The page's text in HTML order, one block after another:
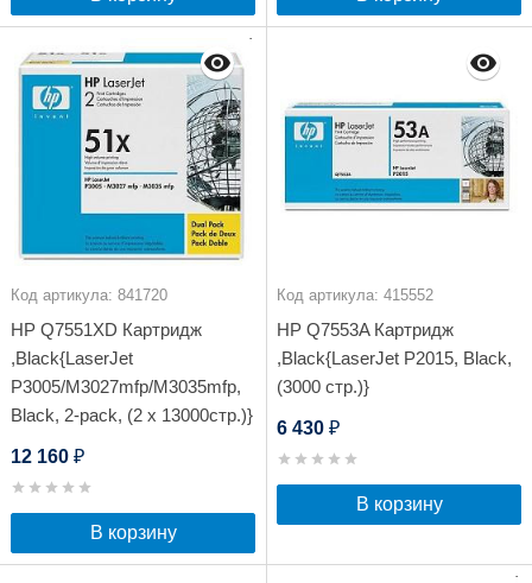
Код артикула: 841720
HP Q7551XD Картридж
,Black{LaserJet
P3005/M3027mfp/M3035mfp,
Black, 2-pack, (2 x 13000стр.)}
12 160 ₽
В корзину
Код артикула: 415552
HP Q7553A Картридж
,Black{LaserJet P2015, Black,
(3000 стр.)}
6 430 ₽
В корзину